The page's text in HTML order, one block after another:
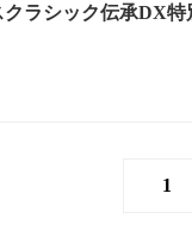
クラシック伝承DX特
1